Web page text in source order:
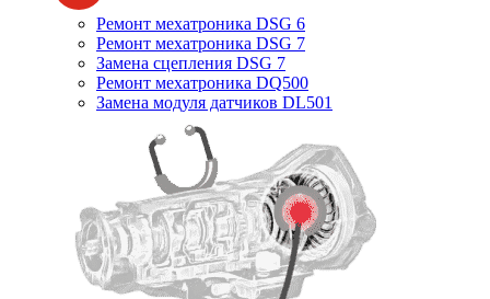
Ремонт мехатроника DSG 6
Ремонт мехатроника DSG 7
Замена сцепления DSG 7
Ремонт мехатроника DQ500
Замена модуля датчиков DL501